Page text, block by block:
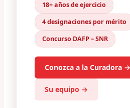
18+ años de ejercicio
4 designaciones por mérito
Concurso DAFP – SNR
Conozca a la Curadora →
Su equipo →